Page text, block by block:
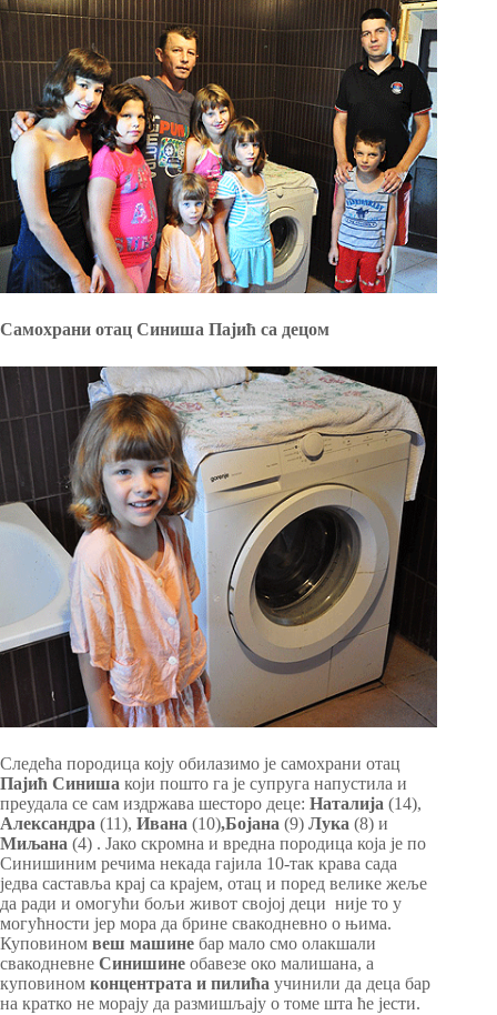
Самохрани отац Синиша Пајић са децом
Следећа породица коју обилазимо је самохрани отац
Пајић Синиша који пошто га је супруга напустила и
преудала се сам издржава шесторо деце: Наталија (14),
Александра (11), Ивана (10),Бојана (9) Лука (8) и
Миљана (4) . Јако скромна и вредна породица која је по
Синишиним речима некада гајила 10-так крава сада
једва саставља крај са крајем, отац и поред велике жеље
да ради и омогући бољи живот својој деци није то у
могућности јер мора да брине свакодневно о њима.
Куповином веш машине бар мало смо олакшали
свакодневне Синишине обавезе око малишана, а
куповином концентрата и пилића учинили да деца бар
на кратко не морају да размишљају о томе шта ће јести.